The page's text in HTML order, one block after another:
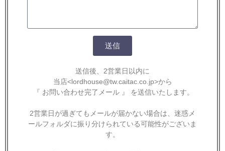
送信
送信後、2営業日以内に
当店<lordhouse@tw.caitac.co.jp>から
『 お問い合わせ完了メール 』 を送信いたします。
2営業日が過ぎてもメールが届かない場合は、 迷惑メ
ールフォルダに振り分けられている可能性がございま
す。